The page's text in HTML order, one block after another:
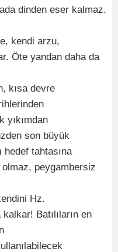
dinden eser kalmaz.
kendi arzu,
Öte yandan daha da
kısa devre
yıkımdan
son büyük
hedef tahtasına
peygambersiz
Hz.
Batılıların en